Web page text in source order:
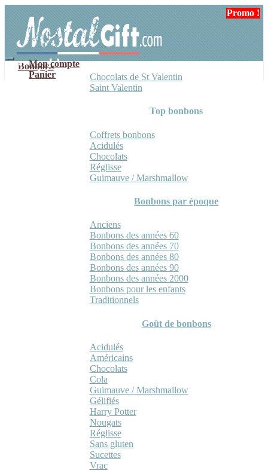
navigation
contenu
Mon compte
Panier
Bonbons
Chocolats de St Valentin
Saint Valentin
Top bonbons
Coffrets bonbons
Acidulés
Chocolats
Réglisse
Guimauve / Marshmallow
Bonbons par époque
Anciens
Bonbons des années 60
Bonbons des années 70
Bonbons des années 80
Bonbons des années 90
Bonbons des années 2000
Bonbons pour les enfants
Traditionnels
Goût de bonbons
Acidulés
Américains
Chocolats
Cola
Guimauve / Marshmallow
Gélifiés
Harry Potter
Nougats
Réglisse
Sans gluten
Sucettes
Vrac
Promo !
Promo !
Promo !